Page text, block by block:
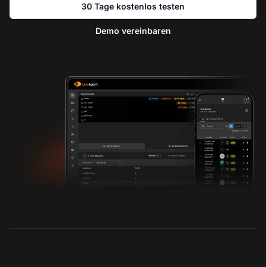
30 Tage kostenlos testen
Demo vereinbaren